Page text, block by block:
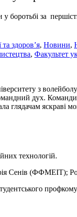
у боротьбі за
та здоров’я, Новини,
, Факультет
з волейболу
дух.
глядачам яскраві
технологій.
Сенів